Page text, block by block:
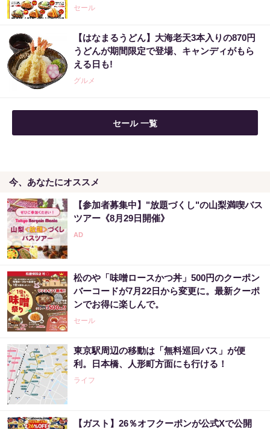
3億当選主婦「宝くじ買う前に〇〇した」当選
率上げる方法
PR（合同会社デジタルファーム ）
セール
【はなまるうどん】大海老天3本入りの870円
うどんが期間限定で登場、キャンディがもら
える日も!
グルメ
セール 一覧
今、あなたにオススメ
【参加者募集中】"放題づくし"の山梨満喫バス
ツアー《8月29日開催》
松のや「味噌ロースかつ丼」500円のクーポン
バーコードが7月22日から変更に。最新クーポ
ンでお得に楽しんで。
セール
東京駅周辺の移動は「無料巡回バス」が便
利。日本橋、人形町方面にも行ける！
ライフ
【ガスト】26％オフクーポンが公式Xで公開